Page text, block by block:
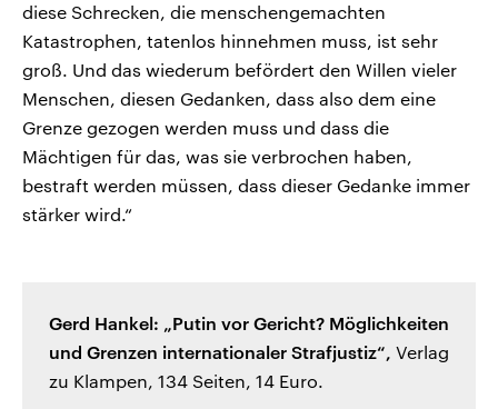
diese Schrecken, die menschengemachten
Katastrophen, tatenlos hinnehmen muss, ist sehr
groß. Und das wiederum befördert den Willen vieler
Menschen, diesen Gedanken, dass also dem eine
Grenze gezogen werden muss und dass die
Mächtigen für das, was sie verbrochen haben,
bestraft werden müssen, dass dieser Gedanke immer
stärker wird.“
Gerd Hankel: „Putin vor Gericht? Möglichkeiten
und Grenzen internationaler Strafjustiz“, Verlag
zu Klampen, 134 Seiten, 14 Euro.